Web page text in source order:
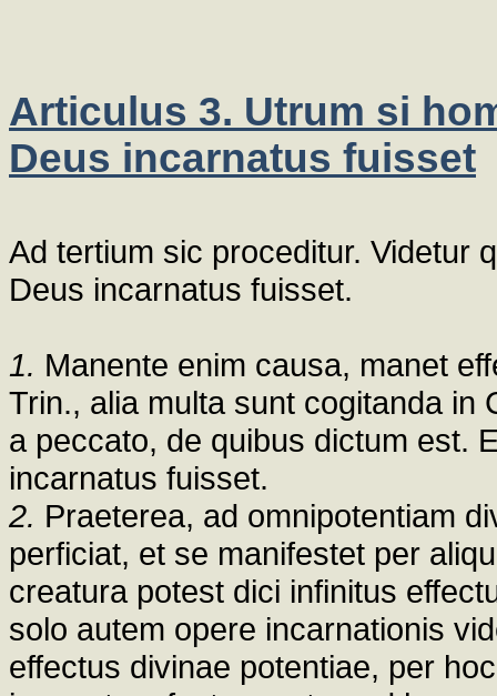
Articulus 3. Utrum si
Deus incarnatus fuisset
Ad tertium sic proceditur. Videtur
Deus incarnatus fuisset.
1. Manente enim causa, manet
Trin., alia multa sunt cogitanda in
a peccato, de quibus dictum est.
incarnatus fuisset.
2. Praeterea, ad omnipotentiam
perficiat, et se manifestet per
creatura potest dici infinitus
solo autem opere incarnationis
effectus divinae potentiae, per